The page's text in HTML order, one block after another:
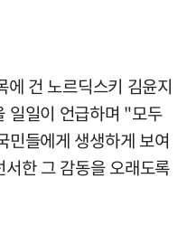
건 노르딕스키 김윤지
일일이 언급하며 "모두
민들에게 생생하게 보여
한 그 감동을 오래도록